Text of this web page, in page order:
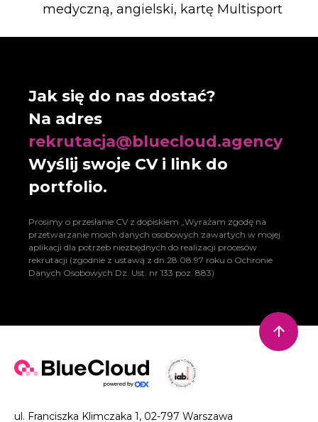
medyczną, angielski, kartę Multisport
Jak się do nas dostać?
Na adres
rekrutacja@bluecloud.agency
Wyślij swoje CV i link do
portfolio.
Prosimy o przesłanie CV z dopiskiem „Wyrażam zgodę na
przetwarzanie moich danych osobowych zawartych w mojej
aplikacji dla potrzeb niezbędnych do realizacji procesów
rekrutacji (zgodnie z ustawą z dn.28.08.97 roku o Ochronie
Danych Osobowych Dz. Ust. nr 133 poz. 883)
ul. Franciszka Klimczaka 1, 02-797 Warszawa